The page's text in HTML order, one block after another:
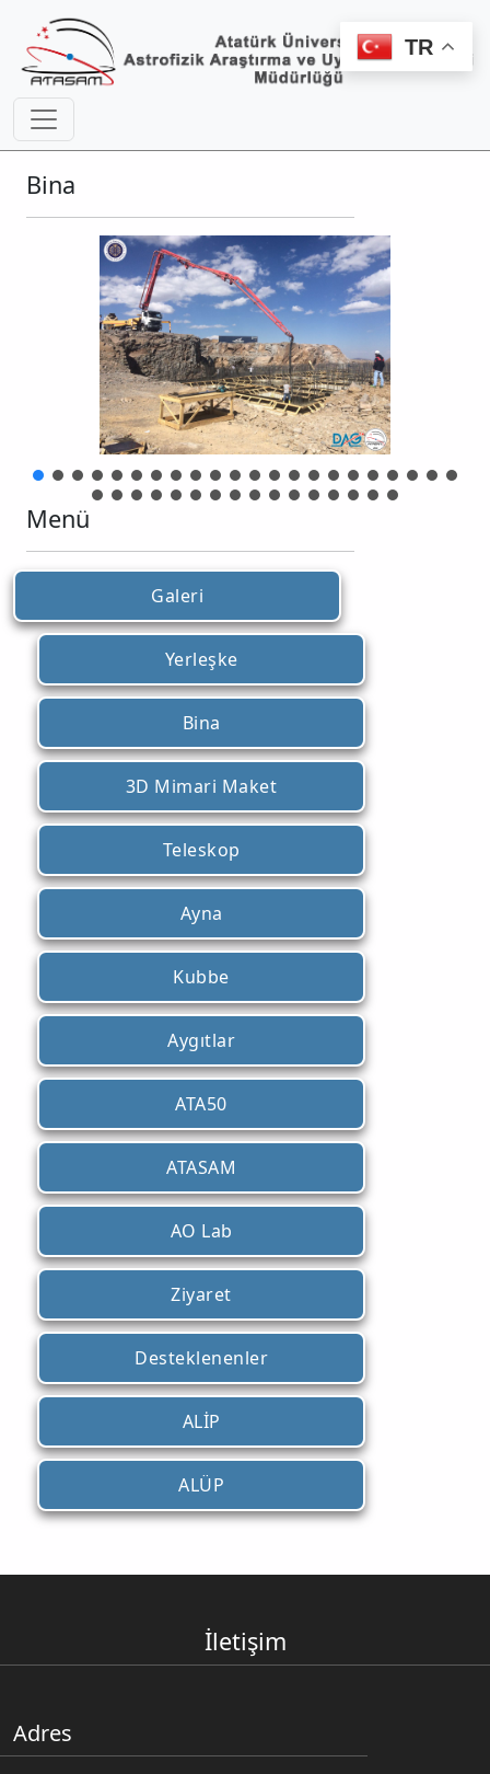
Bina
Menü
Galeri
Yerleşke
Bina
3D Mimari Maket
Teleskop
Ayna
Kubbe
Aygıtlar
ATA50
ATASAM
AO Lab
Ziyaret
Desteklenenler
ALİP
ALÜP
İletişim
Adres
TR